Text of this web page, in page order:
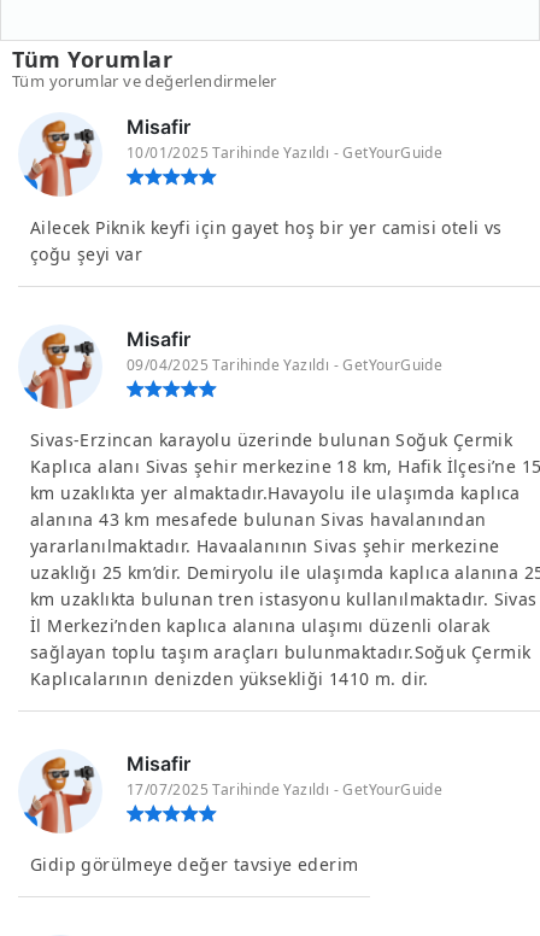
Tüm Yorumlar
Tüm yorumlar ve değerlendirmeler
Misafir
10/01/2025 Tarihinde Yazıldı - GetYourGuide
Ailecek Piknik keyfi için gayet hoş bir yer camisi oteli vs
çoğu şeyi var
Misafir
09/04/2025 Tarihinde Yazıldı - GetYourGuide
Sivas-Erzincan karayolu üzerinde bulunan Soğuk Çermik
Kaplıca alanı Sivas şehir merkezine 18 km, Hafik İlçesi’ne
km uzaklıkta yer almaktadır.Havayolu ile ulaşımda kaplıca
alanına 43 km mesafede bulunan Sivas havalanından
yararlanılmaktadır. Havaalanının Sivas şehir merkezine
uzaklığı 25 km’dir. Demiryolu ile ulaşımda kaplıca alanına
km uzaklıkta bulunan tren istasyonu kullanılmaktadır. Sivas
İl Merkezi’nden kaplıca alanına ulaşımı düzenli olarak
sağlayan toplu taşım araçları bulunmaktadır.Soğuk Çermik
Kaplıcalarının denizden yüksekliği 1410 m. dir.
Misafir
17/07/2025 Tarihinde Yazıldı - GetYourGuide
Gidip görülmeye değer tavsiye ederim